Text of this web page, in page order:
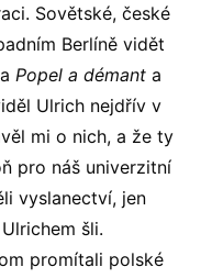
Sovětské, české
Berlíně vidět
a Popel a démant a
Ulrich nejdřív v
mi o nich, a že ty
pro náš univerzitní
vyslanectví, jen
šli.
promítali polské